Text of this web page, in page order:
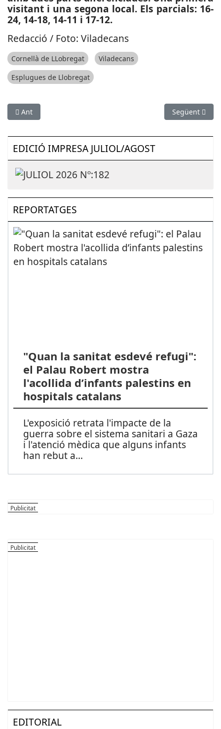
visitant i una segona local. Els parcials: 16-
24, 14-18, 14-11 i 17-12.
Redacció / Foto: Viladecans
Cornellà de LLobregat
Viladecans
Esplugues de Llobregat
Article anterior: La 43a Cursa Popular del Prat aplega més
Ant Article
Següent
EDICIÓ IMPRESA JULIOL/AGOST
REPORTATGES
"Quan la sanitat esdevé refugi":
el Palau Robert mostra
l'acollida d’infants palestins en
hospitals catalans
L'exposició retrata l'impacte de la
guerra sobre el sistema sanitari a Gaza
i l'atenció mèdica que alguns infants
han rebut a...
EDITORIAL